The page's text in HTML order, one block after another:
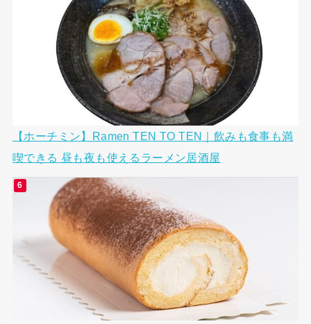
【ホーチミン】Ramen TEN TO TEN｜飲みも食事も満
喫できる 昼も夜も使えるラーメン居酒屋